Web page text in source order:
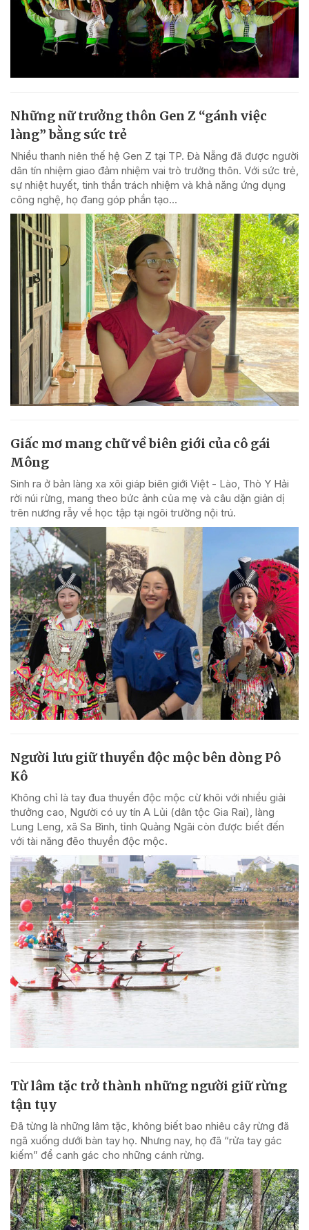
Những nữ trưởng thôn Gen Z “gánh việc
làng” bằng sức trẻ
Nhiều thanh niên thế hệ Gen Z tại TP. Đà Nẵng đã được người
dân tín nhiệm giao đảm nhiệm vai trò trưởng thôn. Với sức trẻ,
sự nhiệt huyết, tinh thần trách nhiệm và khả năng ứng dụng
công nghệ, họ đang góp phần tạo...
Giấc mơ mang chữ về biên giới của cô gái
Mông
Sinh ra ở bản làng xa xôi giáp biên giới Việt - Lào, Thò Y Hải
rời núi rừng, mang theo bức ảnh của mẹ và câu dặn giản dị
trên nương rẫy về học tập tại ngôi trường nội trú.
Người lưu giữ thuyền độc mộc bên dòng Pô
Kô
Không chỉ là tay đua thuyền độc mộc cừ khôi với nhiều giải
thưởng cao, Người có uy tín A Lủi (dân tộc Gia Rai), làng
Lung Leng, xã Sa Bình, tỉnh Quảng Ngãi còn được biết đến
với tài năng đẽo thuyền độc mộc.
Từ lâm tặc trở thành những người giữ rừng
tận tụy
Đã từng là những lâm tặc, không biết bao nhiêu cây rừng đã
ngã xuống dưới bàn tay họ. Nhưng nay, họ đã “rửa tay gác
kiếm” để canh gác cho những cánh rừng.